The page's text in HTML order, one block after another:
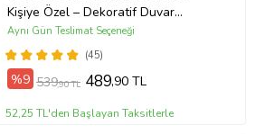
Aranan
ise;
tablo,
için Eyfel kulesi
Kız kulesi kanvas
Kişiye Özel – Dekoratif Duvar
Tablosu (ÇokluRenk)
(45)
Aynı Gün Teslimat Seçeneği
%9 539,90 TL 489,90 TL
52,25 TL'den Başlayan Taksitlerle